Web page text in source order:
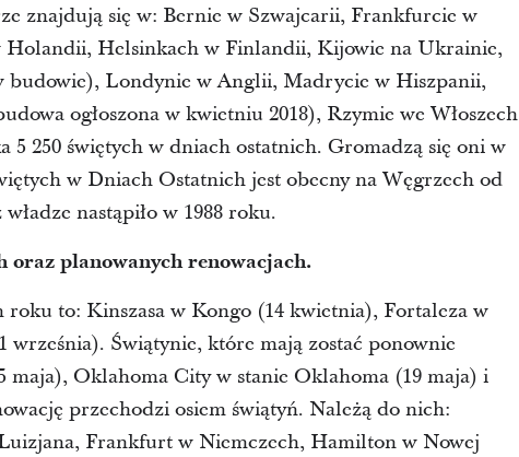
znajdują się w: Bernie w Szwajcarii, Frankfurcie w
Helsinkach w Finlandii, Kijowie na Ukrainie,
Londynie w Anglii, Madrycie w Hiszpanii,
ogłoszona w kwietniu 2018), Rzymie we Włoszech
250 świętych w dniach ostatnich. Gromadzą się oni w
w Dniach Ostatnich jest obecny na Węgrzech od
nastąpiło w 1988 roku.
planowanych renowacjach.
to: Kinszasa w Kongo (14 kwietnia), Fortaleza w
Świątynie, które mają zostać ponownie
maja), Oklahoma City w stanie Oklahoma (19 maja) i
przechodzi osiem świątyń. Należą do nich:
Frankfurt w Niemczech, Hamilton w Nowej